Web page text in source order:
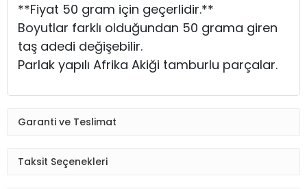
**Fiyat 50 gram için geçerlidir.**
Boyutlar farklı olduğundan 50 grama giren
taş adedi değişebilir.
Parlak yapılı Afrika Akiği tamburlu parçalar.
Garanti ve Teslimat
Taksit Seçenekleri